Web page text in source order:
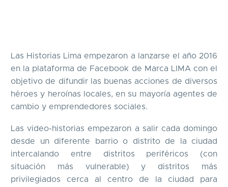
Las Historias Lima empezaron a lanzarse el año 2016
en la plataforma de Facebook de Marca LIMA con el
objetivo de difundir las buenas acciones de diversos
héroes y heroínas locales, en su mayoría agentes de
cambio y emprendedores sociales.
Las video-historias empezaron a salir cada domingo
desde un diferente barrio o distrito de la ciudad
intercalando entre distritos periféricos (con
situación más vulnerable) y distritos más
privilegiados cerca al centro de la ciudad para